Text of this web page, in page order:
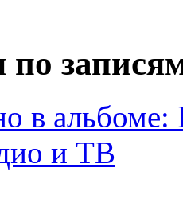
в альбоме:
и ТВ